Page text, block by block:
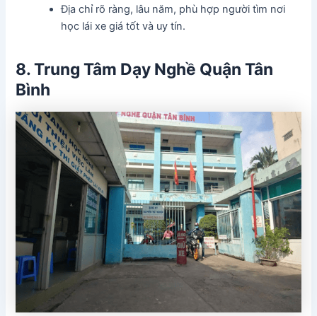
Địa chỉ rõ ràng, lâu năm, phù hợp người tìm nơi
học lái xe giá tốt và uy tín.
8. Trung Tâm Dạy Nghề Quận Tân
Bình